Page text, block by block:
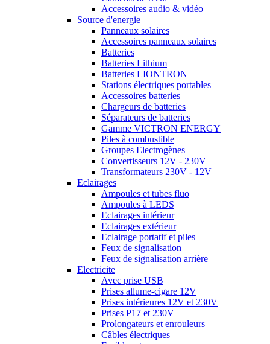
Accessoires audio & vidéo
Source d'energie
Panneaux solaires
Accessoires panneaux solaires
Batteries
Batteries Lithium
Batteries LIONTRON
Stations électriques portables
Accessoires batteries
Chargeurs de batteries
Séparateurs de batteries
Gamme VICTRON ENERGY
Piles à combustible
Groupes Electrogènes
Convertisseurs 12V - 230V
Transformateurs 230V - 12V
Eclairages
Ampoules et tubes fluo
Ampoules à LEDS
Eclairages intérieur
Eclairages extérieur
Eclairage portatif et piles
Feux de signalisation
Feux de signalisation arrière
Electricite
Avec prise USB
Prises allume-cigare 12V
Prises intérieures 12V et 230V
Prises P17 et 230V
Prolongateurs et enrouleurs
Câbles électriques